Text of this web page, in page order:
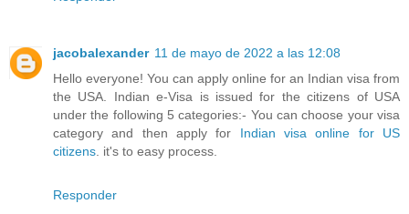
jacobalexander 11 de mayo de 2022 a las 12:08
Hello everyone! You can apply online for an Indian visa from
the USA. Indian e-Visa is issued for the citizens of USA
under the following 5 categories:- You can choose your visa
category and then apply for Indian visa online for US
citizens . it's to easy process.
Responder